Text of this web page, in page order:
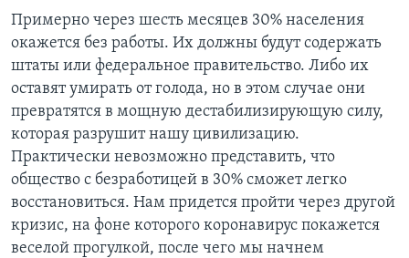
Примерно через шесть месяцев 30% населения
окажется без работы. Их должны будут содержать
штаты или федеральное правительство. Либо их
оставят умирать от голода, но в этом случае они
превратятся в мощную дестабилизирующую силу,
которая разрушит нашу цивилизацию.
Практически невозможно представить, что
общество с безработицей в 30% сможет легко
восстановиться. Нам придется пройти через другой
кризис, на фоне которого коронавирус покажется
веселой прогулкой, после чего мы начнем